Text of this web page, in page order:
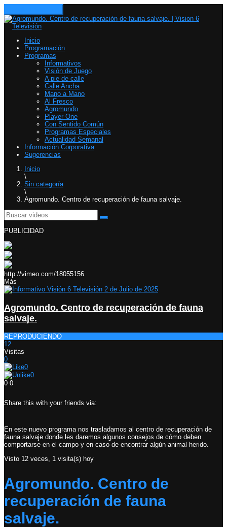
Inicio
Programación
Programas
Informativos
Visión de Juego
A pie de calle
Calle Ancha
Mano a Mano
Al Fresco
Agromundo
Player One
Con Sentido Común
Programas Especiales
Actualidad Semanal
Información Corporativa
Sugerencias
Inicio
\
Sin categoría
\
Agromundo. Centro de recuperación de fauna salvaje.
PUBLICIDAD
http://vimeo.com/18055156
Más
Agromundo. Centro de recuperación de fauna
salvaje.
REPRODUCIENDO
12
Visitas
0
0
0
0 0
Share this with your friends via:
En este nuevo programa nos trasladamos al centro de recuperación de
fauna salvaje donde les daremos algunos consejos de cómo deben
comportarse en el campo y en caso de encontrar algún animal herido.
Visto 12 veces, 1 visita(s) hoy
Agromundo. Centro de
recuperación de fauna
salvaje.